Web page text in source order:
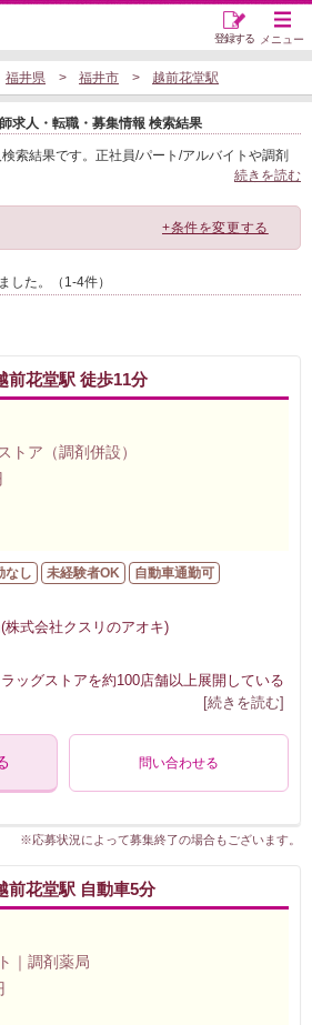
メニュー
登録する
福井県 福井市 越前花堂駅
求人・転職・募集情報 検索結果
索結果です。正社員/パート/アルバイトや調剤
続きを読む
+条件を変更する
した。（1-4件）
前花堂駅 徒歩11分
トア（調剤併設）
なし 未経験者OK 自動車通勤可
式会社クスリのアオキ)
ッグストアを約100店舗以上展開している
[続きを読む]
問い合わせる
※応募状況によって募集終了の場合もございます。
前花堂駅 自動車5分
｜調剤薬局